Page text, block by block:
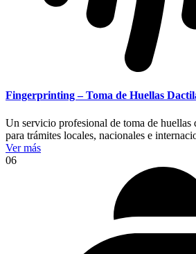
Fingerprinting – Toma de Huellas
Un servicio profesional de toma de
para trámites locales, nacionales e
Ver más
06